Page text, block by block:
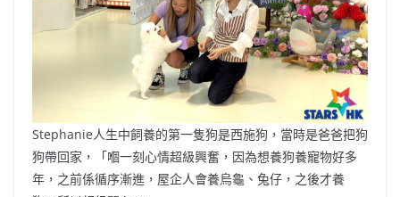
Stephanie人生中飼養的第一隻狗是西施狗，當時是爸爸把狗
狗帶回家，「嗰一刻心情超級興奮，因為想養狗養寵物好多
年，之前係循序漸進，屋企人會養烏龜、兔仔，之後才養